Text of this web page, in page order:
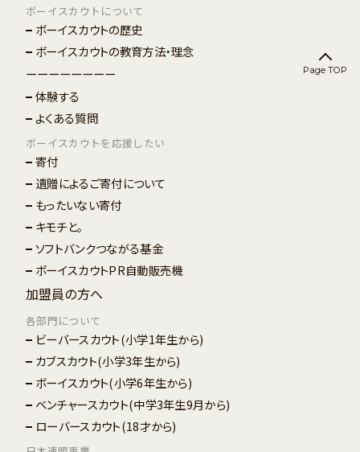
Page TOP
ボーイスカウトについて
ボーイスカウトの歴史
ボーイスカウトの教育方法・理念
ーーーーーーーー
体験する
よくある質問
ボーイスカウトを応援したい
寄付
遺贈によるご寄付について
もったいない寄付
キモチと。
ソフトバンクつながる基金
ボーイスカウトPR自動販売機
加盟員の方へ
各部門について
ビーバースカウト(小学1年生から)
カブスカウト(小学3年生から)
ボーイスカウト(小学6年生から)
ベンチャースカウト(中学3年生9月から)
ローバースカウト(18才から)